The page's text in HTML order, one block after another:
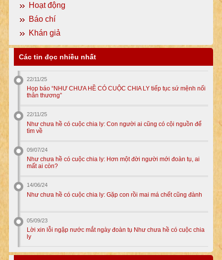
Hoạt động
Báo chí
Khán giả
Các tin đọc nhiều nhất
22/11/25
Họp báo “NHƯ CHƯA HỀ CÓ CUỘC CHIA LY tiếp tục sứ mệnh nối
thân thương”
22/11/25
Như chưa hề có cuộc chia ly: Con người ai cũng có cội nguồn để
tìm về
09/07/24
Như chưa hề có cuộc chia ly: Hơn một đời người mới đoàn tụ, ai
mất ai còn?
14/06/24
Như chưa hề có cuộc chia ly: Gặp con rồi mai má chết cũng đành
05/09/23
Lời xin lỗi ngập nước mắt ngày đoàn tụ Như chưa hề có cuộc chia
ly